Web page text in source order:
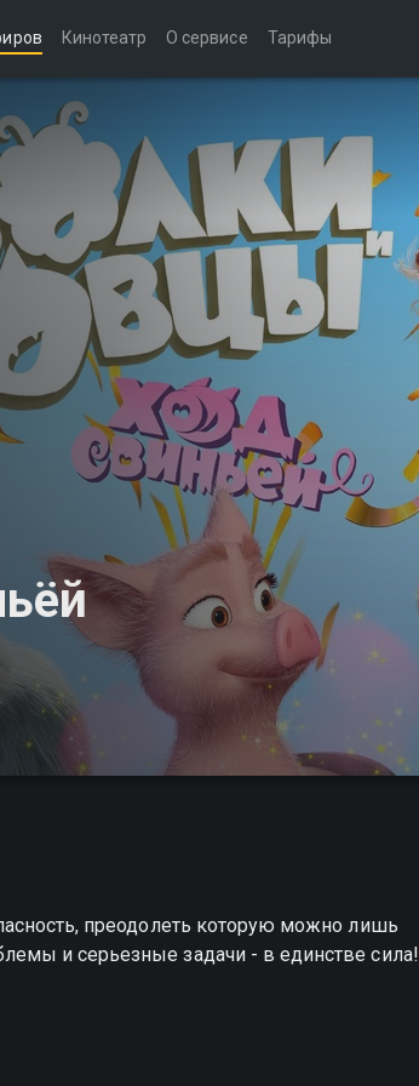
Кинотеатр О сервисе Тарифы
преодолеть которую можно лишь
и серьезные задачи - в единстве сила!